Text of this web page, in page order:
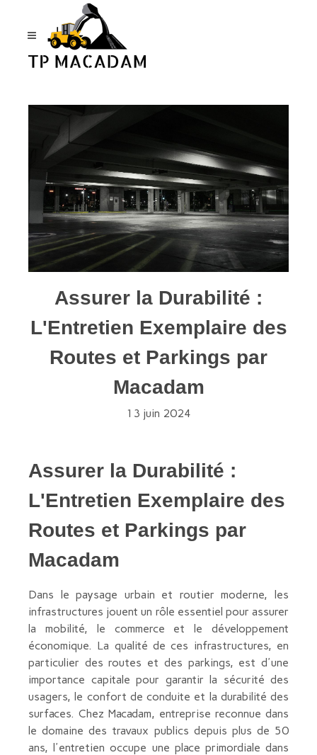
Assurer la Durabilité :
L'Entretien Exemplaire des
Routes et Parkings par
Macadam
13 juin 2024
Assurer la Durabilité :
L'Entretien Exemplaire des
Routes et Parkings par
Macadam
Dans le paysage urbain et routier moderne, les
infrastructures jouent un rôle essentiel pour assurer
la mobilité, le commerce et le développement
économique. La qualité de ces infrastructures, en
particulier des routes et des parkings, est d'une
importance capitale pour garantir la sécurité des
usagers, le confort de conduite et la durabilité des
surfaces. Chez Macadam, entreprise reconnue dans
le domaine des travaux publics depuis plus de 50
ans, l'entretien occupe une place primordiale dans
Panneau de gestion des cookies